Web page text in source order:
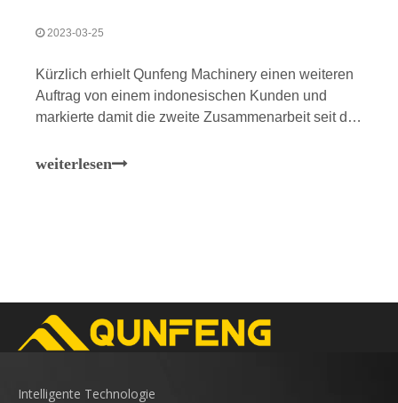
2023-03-25
Kürzlich erhielt Qunfeng Machinery einen weiteren
Auftrag von einem indonesischen Kunden und
markierte damit die zweite Zusammenarbeit seit der
Ziegelproduktionslinie „Supersonic“ QS1300 von
weiterlesen
Intelligente Technologie